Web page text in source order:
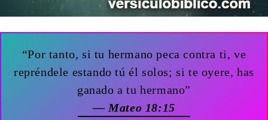
“Por tanto, si tu hermano peca contra ti, ve
repréndele estando tú él solos; si te oyere, has
ganado a tu hermano”
— Mateo 18:15